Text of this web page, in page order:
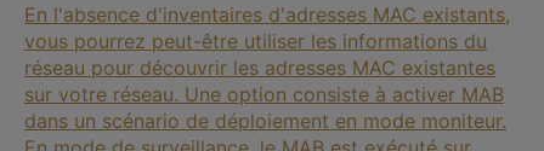
En l'absence d'inventaires d'adresses MAC existants,
vous pourrez peut-être utiliser les informations du
réseau pour découvrir les adresses MAC existantes
sur votre réseau. Une option consiste à activer MAB
dans un scénario de déploiement en mode moniteur.